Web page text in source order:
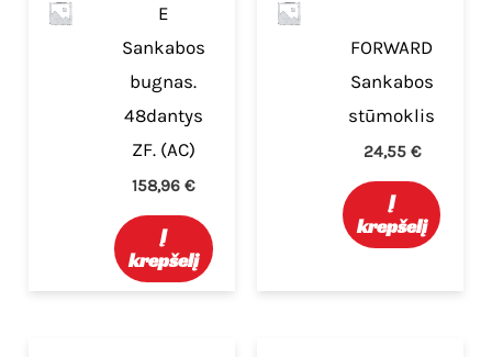
E
Sankabos
bugnas.
48dantys
ZF. (AC)
158,96€
Į
krepšelį
FORWARD
Sankabos
stūmoklis
24,55 €
Į
krepšelį